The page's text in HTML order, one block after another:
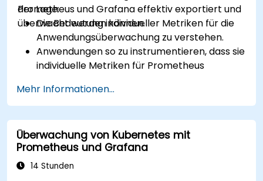
Prometheus und Grafana effektiv exportiert und
überwacht werden können.
der Lage:
Die Bedeutung individueller Metriken für die
Anwendungsüberwachung zu verstehen.
Anwendungen so zu instrumentieren, dass sie
individuelle Metriken für Prometheus
Dashboards in Grafana zu erstellen und
einzurichten, um individuelle Metriken visuell
darzustellen.
Best Practices für die Integration der
Überwachung in den Entwicklungszyklus
anzuwenden.
Mehr Informationen...
Überwachung von Kubernetes mit
Prometheus und Grafana
14 Stunden